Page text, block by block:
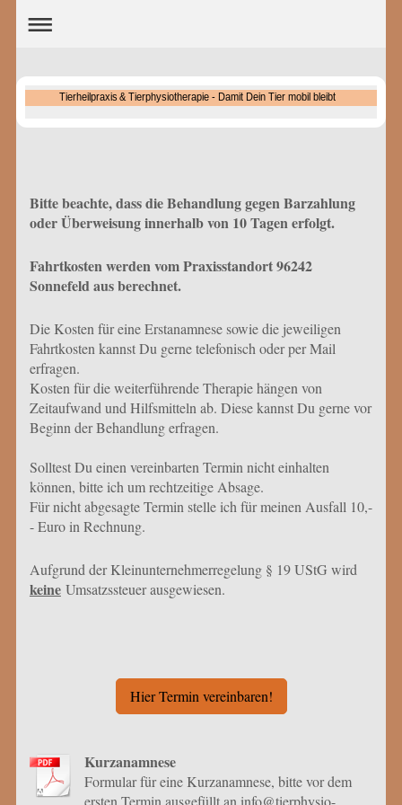
Tierheilpraxis & Tierphysiotherapie - Damit Dein Tier mobil bleibt
Bitte beachte, dass die Behandlung gegen Barzahlung
oder Überweisung innerhalb von 10 Tagen erfolgt.
Fahrtkosten werden vom Praxisstandort 96242
Sonnefeld aus berechnet.
Die Kosten für eine Erstanamnese sowie die jeweiligen
Fahrtkosten kannst Du gerne telefonisch oder per Mail
erfragen.
Kosten für die weiterführende Therapie hängen von
Zeitaufwand und Hilfsmitteln ab. Diese kannst Du gerne vor
Beginn der Behandlung erfragen.
Solltest Du einen vereinbarten Termin nicht einhalten
können, bitte ich um rechtzeitige Absage.
Für nicht abgesagte Termin stelle ich für meinen Ausfall 10,-
- Euro in Rechnung.
Aufgrund der Kleinunternehmerregelung § 19 UStG wird
keineUmsatzssteuer ausgewiesen.
Hier Termin vereinbaren!
Kurzanamnese
Formular für eine Kurzanamnese, bitte vor dem
ersten Termin ausgefüllt an info@tierphysio-